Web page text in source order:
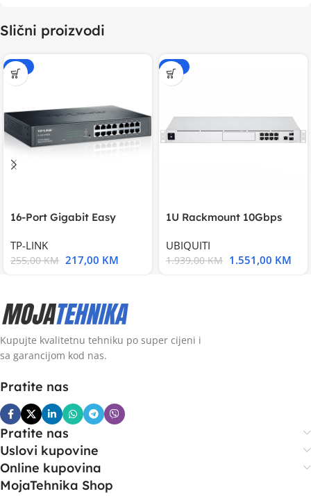
Slični proizvodi
-15%
16-Port Gigabit Easy
TP-LINK
255,00KM 217,00 KM
-20%
1U Rackmount 10Gbps
UBIQUITI
1.939,00KM 1.551,00 KM
Kupujte kvalitetnu tehniku po super cijeni i
sa garancijom kod nas.
Pratite nas
Pratite nas
Uslovi kupovine
Online kupovina
MojaTehnika Shop